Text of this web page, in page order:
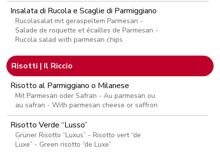
Insalata di Rucola e Scaglie di Parmiggiano
Rucolasalat mit geraspeltem Parmesan -
Salade de roquette et écailles de Parmesan -
Rucola salad with parmesan chips
Risotti | Il Riccio
Risotto al Parmiggiano o Milanese
Mit Parmesan oder Safran - Au parmesan ou
au safran - With parmesan cheese or saffron
Risotto Verde “Lusso”
Grüner Risotto “Luxus” - Risotto vert “de
Luxe” - Green risotto “de Luxe”